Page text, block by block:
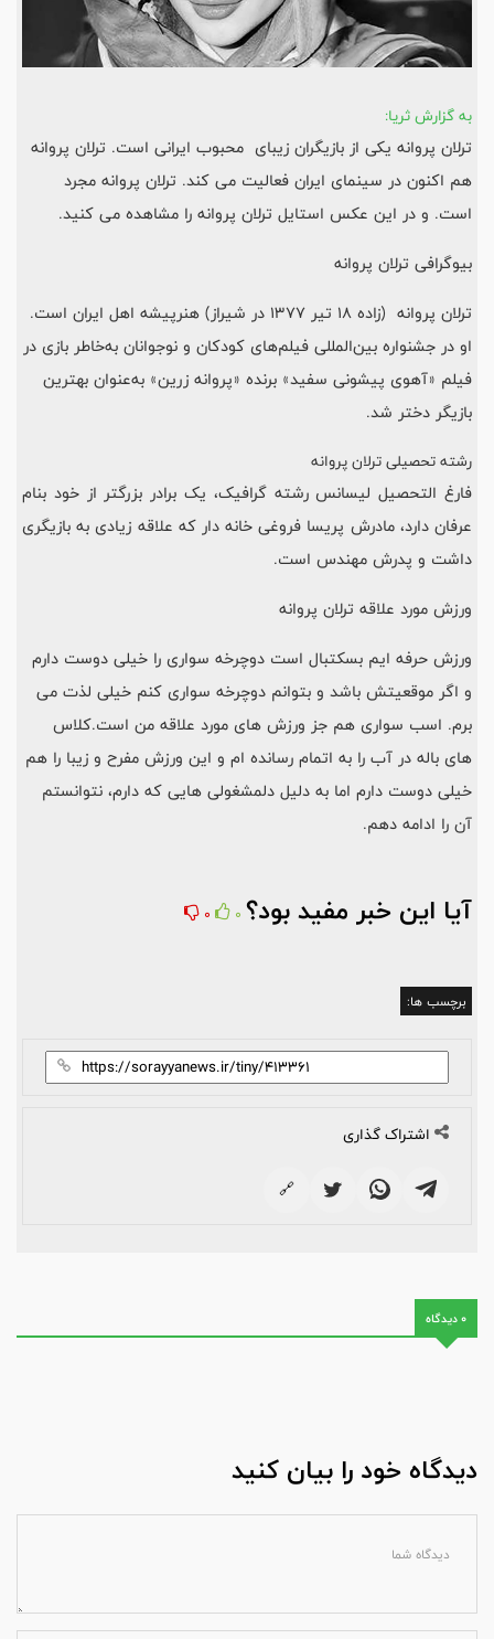
به گزارش ثریا:
ترلان پروانه یکی از بازیگران زیبای محبوب ایرانی است. ترلان پروانه
هم اکنون در سینمای ایران فعالیت می کند. ترلان پروانه مجرد
است. و در این عکس استایل ترلان پروانه را مشاهده می کنید.​
بیوگرافی ترلان پروانه
ترلان پروانه (زاده ۱۸ تیر ۱۳۷۷ در شیراز) هنرپیشه اهل ایران است.
او در جشنواره بین‌المللی فیلم‌های کودکان و نوجوانان به‌خاطر بازی در
فیلم «آهوی پیشونی سفید» برنده «پروانه زرین» به‌عنوان بهترین
بازیگر دختر شد. ​
رشته تحصیلی ترلان پروانه
فارغ التحصیل لیسانس رشته گرافیک، یک برادر بزرگتر از خود بنام
عرفان دارد، مادرش پریسا فروغی خانه دار که علاقه زیادی به بازیگری
داشت و پدرش مهندس است.
ورزش مورد علاقه ترلان پروانه
ورزش حرفه ایم بسکتبال است دوچرخه سواری را خیلی دوست دارم
و اگر موقعیتش باشد و بتوانم دوچرخه سواری کنم خیلی لذت می
برم. اسب سواری هم جز ورزش های مورد علاقه من است.کلاس
های باله در آب را به اتمام رسانده ام و این ورزش مفرح و زیبا را هم
خیلی دوست دارم اما به دلیل دلمشغولی هایی که دارم، نتوانستم
آن را ادامه دهم.
آیا این خبر مفید بود؟ 0
0
برچسب ها:
اشتراک گذاری
🔗
0 دیدگاه
دیدگاه خود را بیان کنید